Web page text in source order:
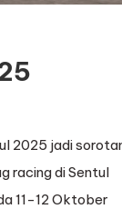
2025 jadi
racing di Sentul
11-12 Oktober